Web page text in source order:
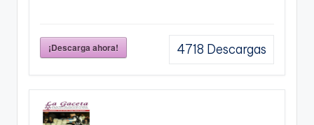
¡Descarga ahora! 4718 Descargas